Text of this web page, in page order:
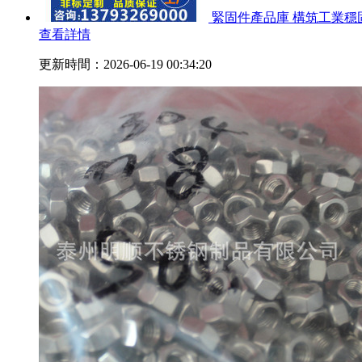
緊固件產品庫 構筑工業
查看詳情
更新時間：2026-06-19 00:34:20